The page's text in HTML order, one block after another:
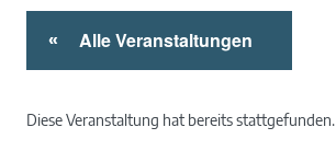
« Alle Veranstaltungen
Diese Veranstaltung hat bereits stattgefunden.